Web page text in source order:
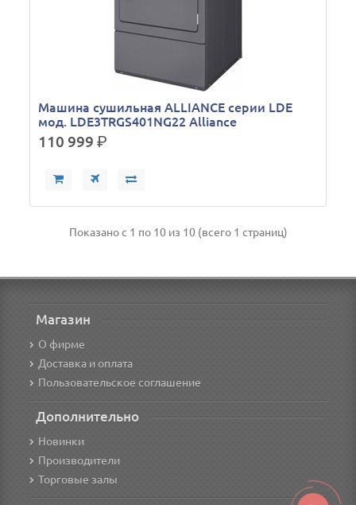
Машина сушильная ALLIANCE серии LDE
мод. LDE3TRGS401NG22 Alliance
110 999р.
Показано с 1 по 10 из 10 (всего 1 страниц)
Магазин
О фирме
Доставка и оплата
Пользовательское соглашение
Дополнительно
Новинки
Производители
Торговые залы